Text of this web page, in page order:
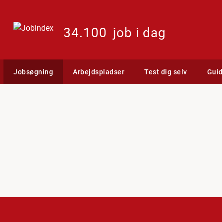
34.100 job i dag
Jobsøgning Arbejdspladser Test dig selv